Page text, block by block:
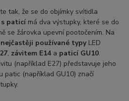
tak, že se do objímky svítidla
s paticí má dva výstupky, které se do
se žárovka upevní pootočením. Na
nejčastěji používané typyLED
, závitem E14 a paticí GU10.
(například E27) představuje jeho
patic (například GU10) značí